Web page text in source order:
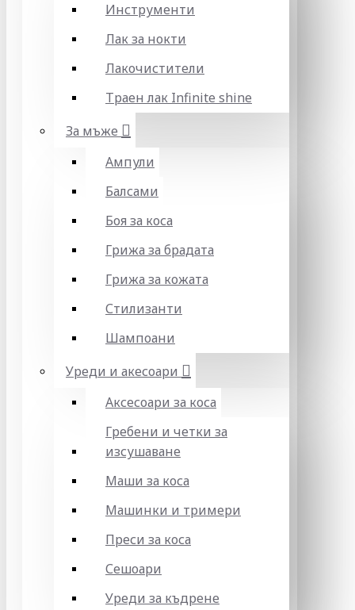
Инструменти
Лак за нокти
Лакочистители
Траен лак Infinite shine
За мъже
Ампули
Балсами
Боя за коса
Грижа за брадата
Грижа за кожата
Стилизанти
Шампоани
Уреди и акесоари
Аксесоари за коса
Гребени и четки за
изсушаване
Маши за коса
Машинки и тримери
Преси за коса
Сешоари
Уреди за къдрене